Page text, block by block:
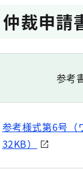
裁申請
参考
参考様式第6号（
32KB）